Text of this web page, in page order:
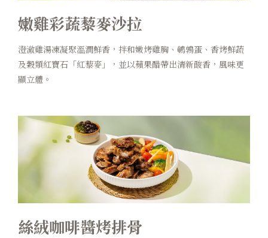
嫩雞彩蔬藜麥沙拉
澄澈雞湯凍凝聚溫潤鮮香，拌和嫩烤雞胸、鵪鶉蛋、香烤鮮蔬
及穀類紅寶石「紅藜麥」，並以蘋果醋帶出清新酸香，風味更
顯立體。
絲絨咖啡醬烤排骨